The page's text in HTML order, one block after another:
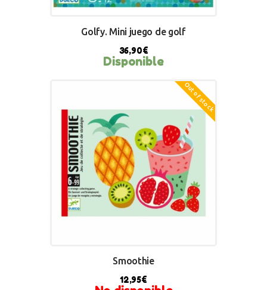
Golfy. Mini juego de golf
36,90€
Disponible
Out of stock
Smoothie
12,95€